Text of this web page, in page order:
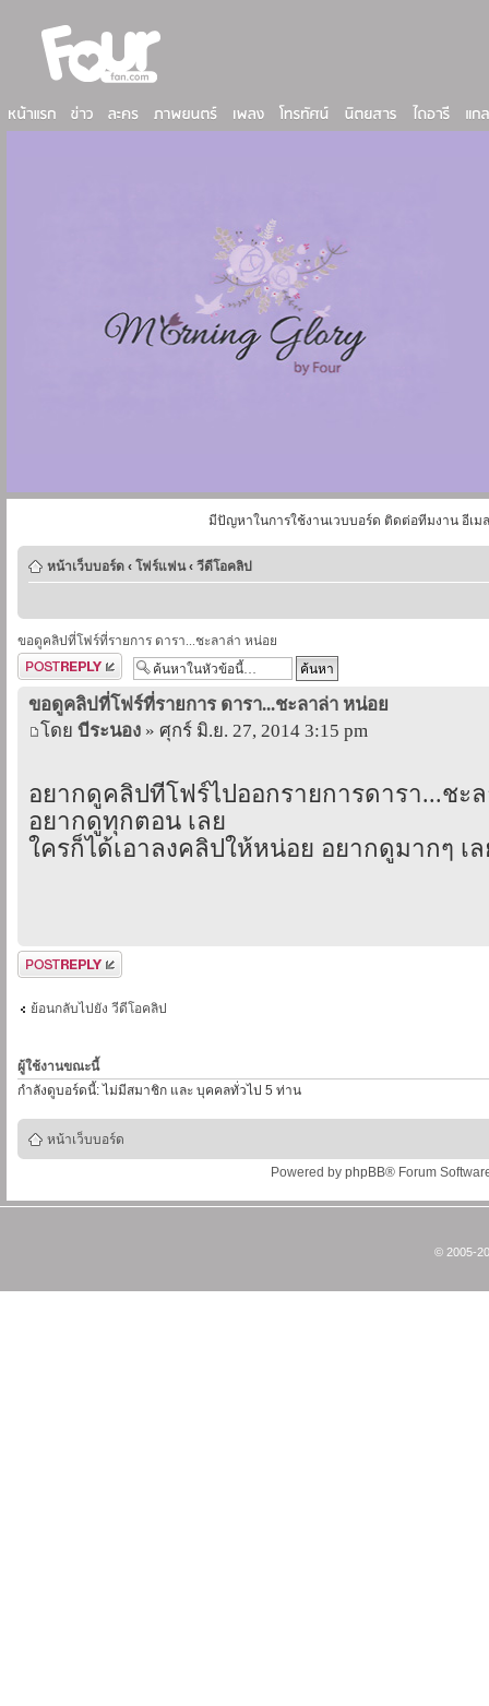
มีปัญหาในการใช้งานเวบบอร์ด ติดต่อทีมงาน อีเม
หน้าเว็บบอร์ด ‹ โฟร์แฟน ‹ วีดีโอคลิป
ขอดูคลิปที่โฟร์ที่รายการ ดารา...ชะลาล่า หน่อย
ตอบกระทู้
ขอดูคลิปที่โฟร์ที่รายการ ดารา...ชะลาล่า หน่อย
โดย บีระนอง » ศุกร์ มิ.ย. 27, 2014 3:15 pm
อยากดูคลิปที่โฟร์ไปออกรายการดารา...ชะ
อยากดูทุกตอน เลย
ใครก็ได้เอาลงคลิปให้หน่อย อยากดูมากๆ เ
ตอบกระทู้
ย้อนกลับไปยัง วีดีโอคลิป
ผู้ใช้งานขณะนี้
กำลังดูบอร์ดนี้: ไม่มีสมาชิก และ บุคคลทั่วไป 5 ท่าน
หน้าเว็บบอร์ด
Powered by phpBB® Forum
© 2005-